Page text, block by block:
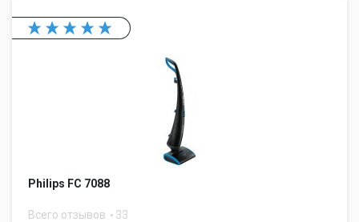
Philips FC 7088
Всего отзывов 33